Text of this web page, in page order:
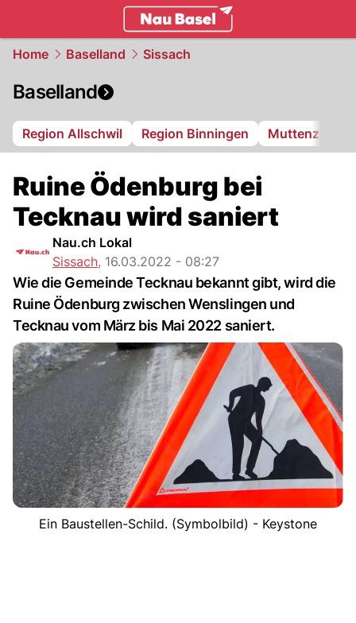
Home Baselland Sissach
Baselland
Region Allschwil Region Binningen Muttenz
Ruine Ödenburg bei
Tecknau wird saniert
Nau.ch Lokal
Sissach, 16.03.2022 - 08:27
Wie die Gemeinde Tecknau bekannt gibt, wird die
Ruine Ödenburg zwischen Wenslingen und
Tecknau vom März bis Mai 2022 saniert.
Ein Baustellen-Schild. (Symbolbild) - Keystone